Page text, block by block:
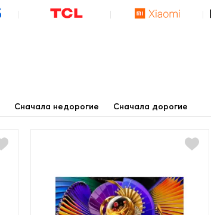
Сначала недорогие Сначала дорогие